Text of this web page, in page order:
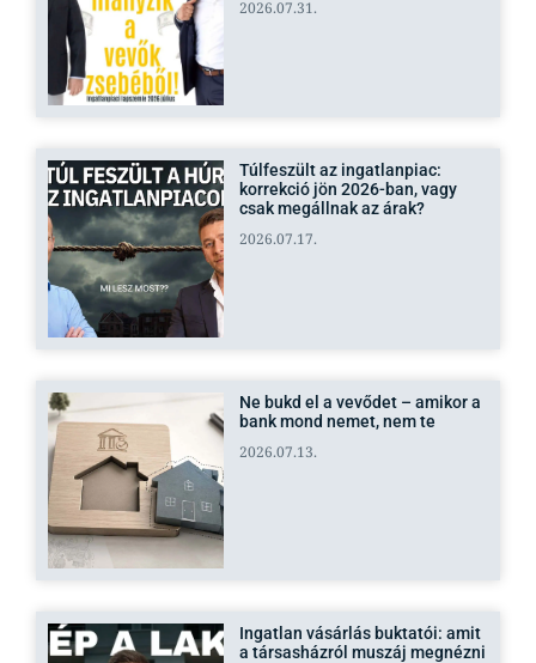
2026.07.31.
Túlfeszült az ingatlanpiac:
korrekció jön 2026-ban, vagy
csak megállnak az árak?
2026.07.17.
Ne bukd el a vevődet – amikor a
bank mond nemet, nem te
2026.07.13.
Ingatlan vásárlás buktatói: amit
a társasházról muszáj megnézni